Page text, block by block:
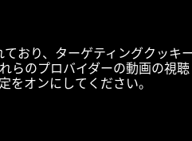
おり、ターゲティングクッキ
らのプロバイダーの動画の視聴
をオンにしてください。